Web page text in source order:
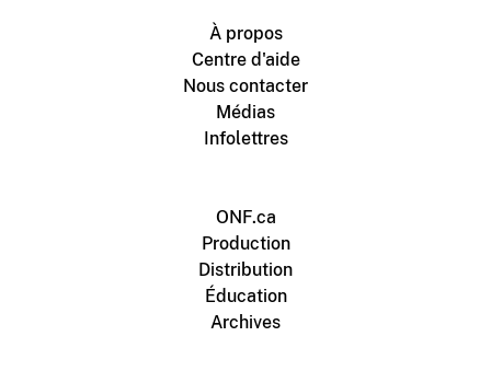
À propos
Centre d'aide
Nous contacter
Médias
Infolettres
ONF.ca
Production
Distribution
Éducation
Archives